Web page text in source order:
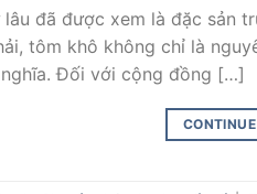
đã được xem là đặc sản
tôm khô không chỉ là
Đối với cộng đồng […]